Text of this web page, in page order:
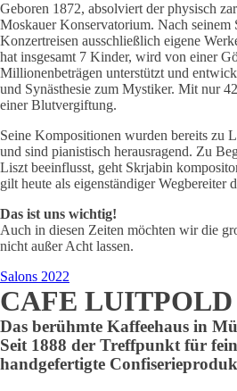
Geboren 1872, absolviert der physisch
Moskauer Konservatorium. Nach seinem
Konzertreisen ausschließlich eigene
hat insgesamt 7 Kinder, wird von einer
Millionenbeträgen unterstützt und
und Synästhesie zum Mystiker. Mit nur
einer Blutvergiftung.
Seine Kompositionen wurden bereits zu
und sind pianistisch herausragend. Zu
Liszt beeinflusst, geht Skrjabin
gilt heute als eigenständiger
Das ist uns wichtig!
Auch in diesen Zeiten möchten wir die
nicht außer Acht lassen.
Salons 2022
CAFE LUITPOLD
Das berühmte Kaffeehaus in
Seit 1888 der Treffpunkt für
handgefertigte